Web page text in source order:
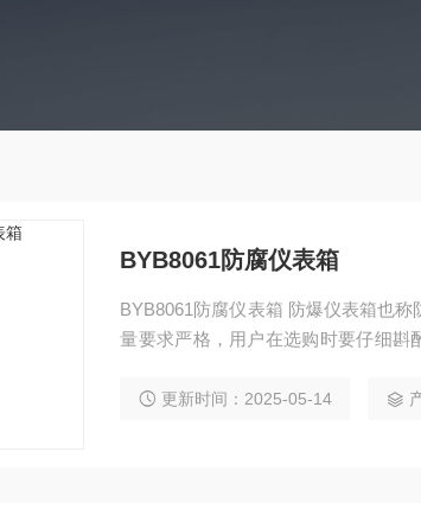
BYB8061防腐仪表箱
BYB8061防腐仪表箱 防爆仪表箱也
量要求严格，用户在选购时要仔细斟
广泛适用于 1区、2区危险场所，
更新时间：2025-05-14